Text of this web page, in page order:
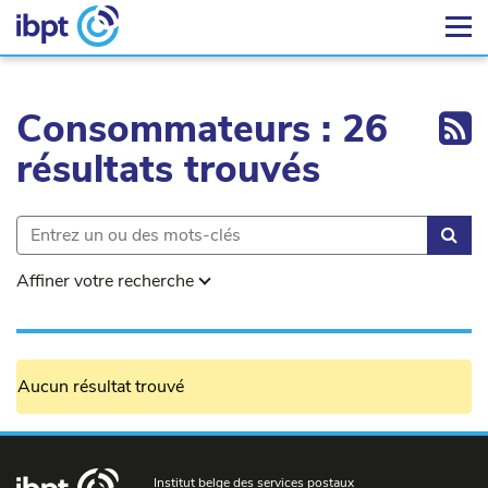
Consommateurs : 26
résultats trouvés
Affiner votre recherche
Aucun résultat trouvé
Institut belge des services postaux